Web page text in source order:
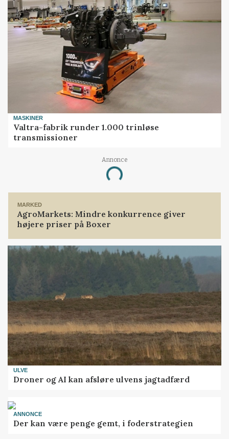
MASKINER
Valtra-fabrik runder 1.000 trinløse
transmissioner
Annonce
Loading...
MARKED
AgroMarkets: Mindre konkurrence giver
højere priser på Boxer
ULVE
Droner og AI kan afsløre ulvens jagtadfærd
ANNONCE
Der kan være penge gemt, i foderstrategien